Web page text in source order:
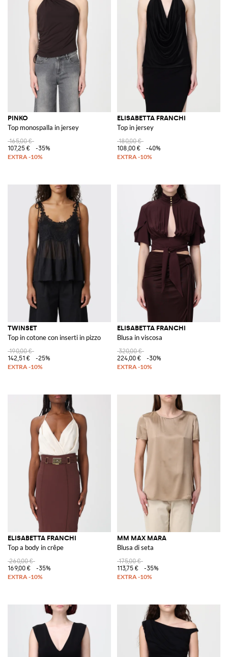
PINKO
Top monospalla in jersey
165,00 €
107,25 €
-35%
ELISABETTA FRANCHI
Top in jersey
180,00 €
108,00 €
-40%
TWINSET
Top in cotone con inserti in pizzo
190,00 €
142,51 €
-25%
ELISABETTA FRANCHI
Blusa in viscosa
320,00 €
224,00 €
-30%
ELISABETTA FRANCHI
Top a body in crêpe
260,00 €
169,00 €
-35%
MM MAX MARA
Blusa di seta
175,00 €
113,75 €
-35%